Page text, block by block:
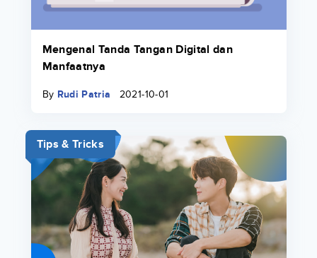
Mengenal Tanda Tangan Digital dan
Manfaatnya
By Rudi Patria 2021-10-01
Tips & Tricks